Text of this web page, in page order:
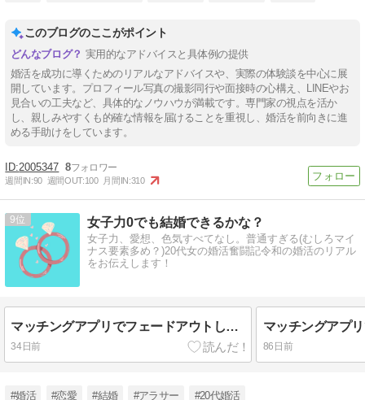
このブログのここがポイント
実用的なアドバイスと具体例の提供
婚活を成功に導くためのリアルなアドバイスや、実際の体験談を中心に展
開しています。プロフィール写真の撮影同行や面接時の心構え、LINEやお
見合いの工夫など、具体的なノウハウが満載です。専門家の視点を活か
し、親しみやすくも的確な情報を届けることを重視し、婚活を前向きに進
める手助けをしています。
2005347 8
週間IN:90 週間OUT:100 月間IN:310
9 女子力0でも結婚できるかな？
女子力、愛想、色気すべてなし。普通すぎる(むしろマイ
ナス要素多め？)20代女の婚活奮闘記令和の婚活のリアル
をお伝えします！
マッチングアプリでフェードアウトした話③
34日前 86日前
#婚活 #恋愛 #結婚 #アラサー #20代婚活